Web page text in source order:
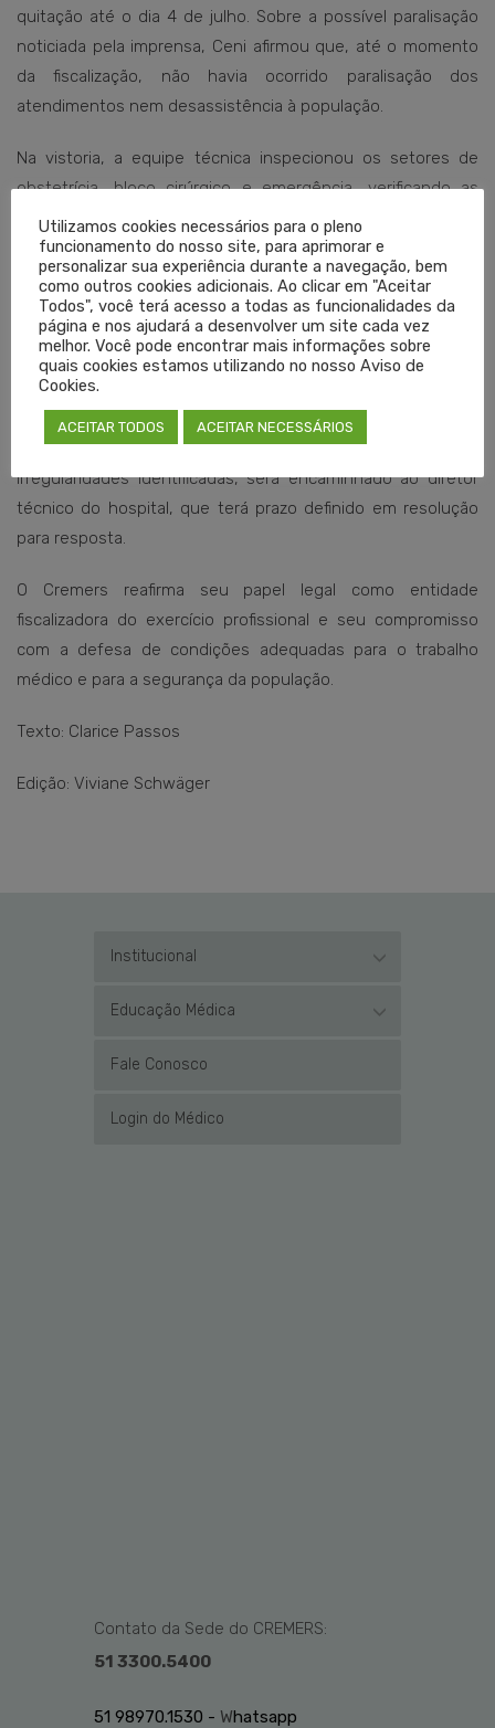
quitação até o dia 4 de julho. Sobre a possível paralisação
noticiada pela imprensa, Ceni afirmou que, até o momento
da fiscalização, não havia ocorrido paralisação dos
atendimentos nem desassistência à população.
Na vistoria, a equipe técnica inspecionou os setores de
obstetrícia, bloco cirúrgico e emergência, verificando as
condições de funcionamento dos serviços, a estrutura
disponível para o exercício da Medicina e o cumprimento
das normas éticas e legais relacionadas à assistência
médica.
As informações coletadas serão compiladas em um
relatório de fiscalização e analisadas pelo Defis, que adotará
as providências cabíveis conforme os resultados da
inspeção. O relatório de vistoria, contendo as
irregularidades identificadas, será encaminhado ao diretor
técnico do hospital, que terá prazo definido em resolução
para resposta.
O Cremers reafirma seu papel legal como entidade
fiscalizadora do exercício profissional e seu compromisso
com a defesa de condições adequadas para o trabalho
médico e para a segurança da população.
Texto: Clarice Passos
Edição: Viviane Schwäger
Institucional
Educação Médica
Fale Conosco
Login do Médico
Contato da Sede do CREMERS:
51 3300.5400
51 98970.1530 - Whatsapp
Utilizamos cookies necessários para o pleno
funcionamento do nosso site, para aprimorar e
personalizar sua experiência durante a navegação, bem
como outros cookies adicionais. Ao clicar em "Aceitar
Todos", você terá acesso a todas as funcionalidades da
página e nos ajudará a desenvolver um site cada vez
melhor. Você pode encontrar mais informações sobre
quais cookies estamos utilizando no nosso Aviso de
Cookies.
ACEITAR TODOS ACEITAR NECESSÁRIOS